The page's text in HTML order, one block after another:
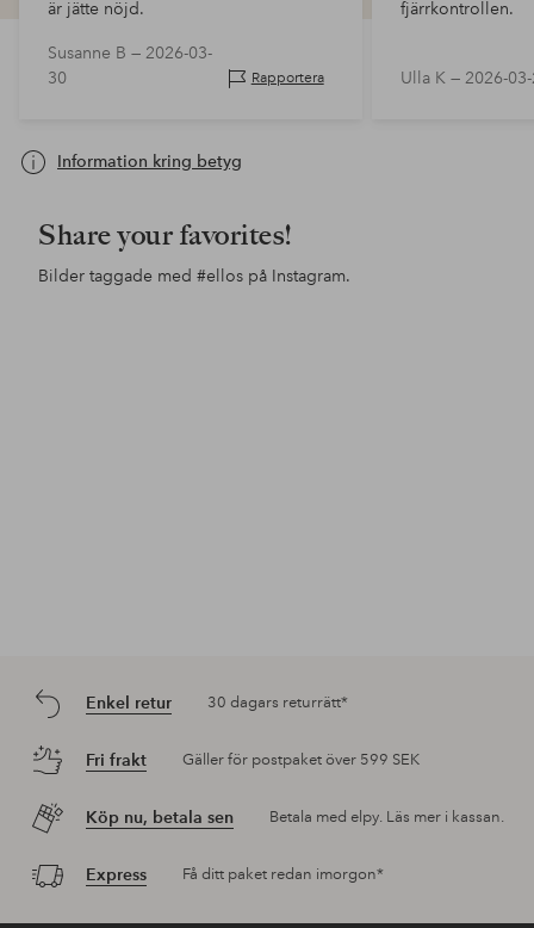
är jätte nöjd.
Susanne B — 2026-03-
30
Rapportera
fjärrkontrollen.
Ulla K — 2026-
Information kring betyg
Share your favorites!
Bilder taggade med #ellos på Instagram.
Enkel retur 30 dagars returrätt*
Fri frakt Gäller för postpaket över 599 SEK
Köp nu, betala sen Betala med elpy. Läs mer i kassan.
Express Få ditt paket redan imorgon*